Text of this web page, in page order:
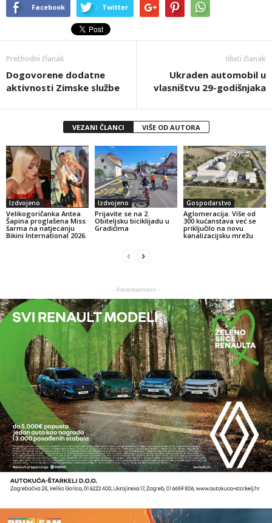
Facebook Twitter
Prethodni članak
Dogovorene dodatne
aktivnosti Zimske službe
Idući članak
Ukraden automobil u
vlasništvu 29-godišnjaka
VEZANI ČLANCI VIŠE OD AUTORA
Izdvojeno
Velikogoričanka Antea
Šapina proglašena Miss
šarma na natjecanju
Bikini International 2026.
Izdvojeno
Prijavite se na 2.
Obiteljsku biciklijadu u
Gradićima
Gospodarstvo
Aglomeracija: Više od
300 kućanstava već se
priključilo na novu
kanalizacijsku mrežu
- Advertisement -